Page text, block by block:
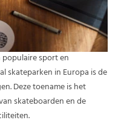
populaire sport en
skateparken in Europa is de
Deze toename is het
skateboarden en de